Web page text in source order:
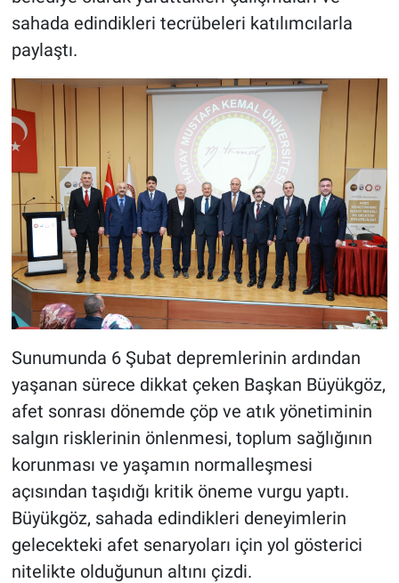
sahada edindikleri tecrübeleri katılımcılarla
paylaştı.
Sunumunda 6 Şubat depremlerinin ardından
yaşanan sürece dikkat çeken Başkan Büyükgöz,
afet sonrası dönemde çöp ve atık yönetiminin
salgın risklerinin önlenmesi, toplum sağlığının
korunması ve yaşamın normalleşmesi
açısından taşıdığı kritik öneme vurgu yaptı.
Büyükgöz, sahada edindikleri deneyimlerin
gelecekteki afet senaryoları için yol gösterici
nitelikte olduğunun altını çizdi.